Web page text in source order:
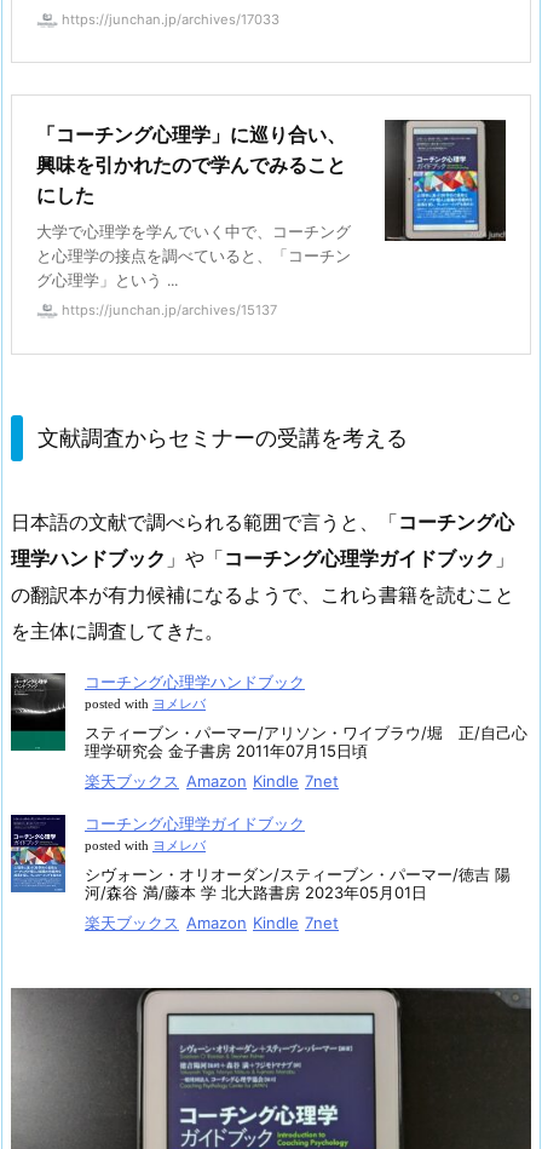
https://junchan.jp/archives/17033
「コーチング心理学」に巡り合い、
興味を引かれたので学んでみること
にした
大学で心理学を学んでいく中で、コーチング
と心理学の接点を調べていると、「コーチン
グ心理学」という ...
https://junchan.jp/archives/15137
文献調査からセミナーの受講を考える
日本語の文献で調べられる範囲で言うと、「コーチング心
理学ハンドブック 」や「コーチング心理学ガイドブック 」
の翻訳本が有力候補になるようで、これら書籍を読むこと
を主体に調査してきた。
コーチング心理学ハンドブック
posted with ヨメレバ
スティーブン・パーマー/アリソン・ワイブラウ/堀 正/自己心
理学研究会 金子書房 2011年07月15日頃
楽天ブックス Amazon Kindle 7net
コーチング心理学ガイドブック
posted with ヨメレバ
シヴォーン・オリオーダン/スティーブン・パーマー/徳吉 陽
河/森谷 満/藤本 学 北大路書房 2023年05月01日
楽天ブックス Amazon Kindle 7net